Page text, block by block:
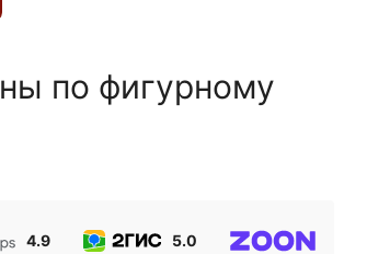
по фигурному
4.9 5.0